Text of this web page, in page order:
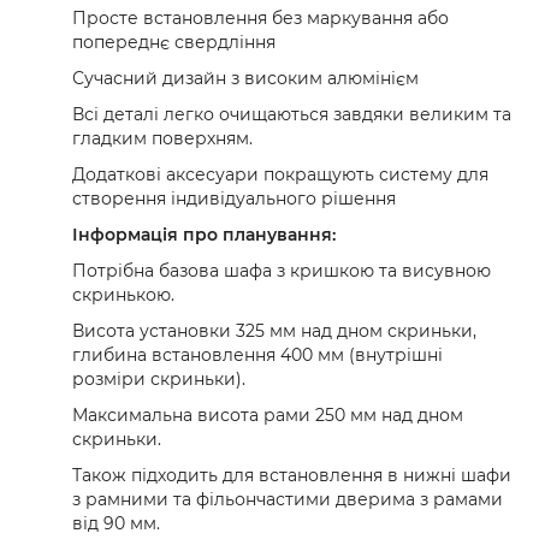
Просте встановлення без маркування або
попереднє свердління
Сучасний дизайн з високим алюмінієм
Всі деталі легко очищаються завдяки великим та
гладким поверхням.
Додаткові аксесуари покращують систему для
створення індивідуального рішення
Інформація про планування:
Потрібна базова шафа з кришкою та висувною
скринькою.
Висота установки 325 мм над дном скриньки,
глибина встановлення 400 мм (внутрішні
розміри скриньки).
Максимальна висота рами 250 мм над дном
скриньки.
Також підходить для встановлення в нижні шафи
з рамними та фільончастими дверима з рамами
від 90 мм.